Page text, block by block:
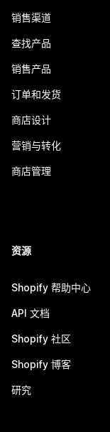
销售渠道
查找产品
销售产品
订单和发货
商店设计
营销与转化
商店管理
资源
Shopify 帮助中心
API 文档
Shopify 社区
Shopify 博客
研究